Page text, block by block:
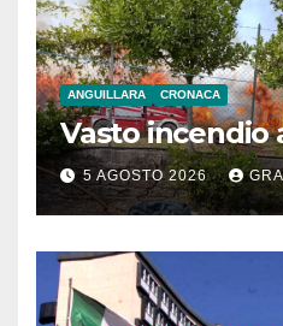
ANGUILLARA CRONACA
Vasto incendio
5 AGOSTO 2026